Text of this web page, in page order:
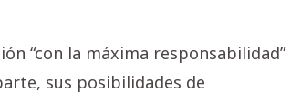
“con la máxima responsabilidad”
sus posibilidades de